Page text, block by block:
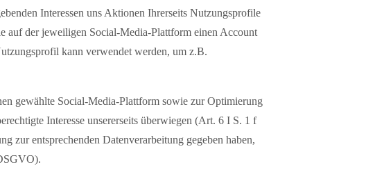
Interessen uns Aktionen Ihrerseits Nutzungsprofile
auf der jeweiligen Social-Media-Plattform einen Account
kann verwendet werden, um z.B.
gewählte Social-Media-Plattform sowie zur Optimierung
Interesse unsererseits überwiegen (Art. 6 I S. 1 f
entsprechenden Datenverarbeitung gegeben haben,